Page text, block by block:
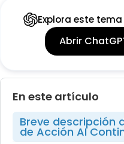
Explora este
Abrir
En este artículo
Breve descripción
de Acción AI